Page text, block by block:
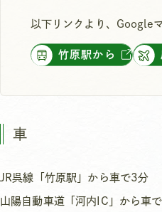
以下リンクより、Google
竹原駅から
車
JR呉線「竹原駅」から車で3分
山陽自動車道「河内IC」から車